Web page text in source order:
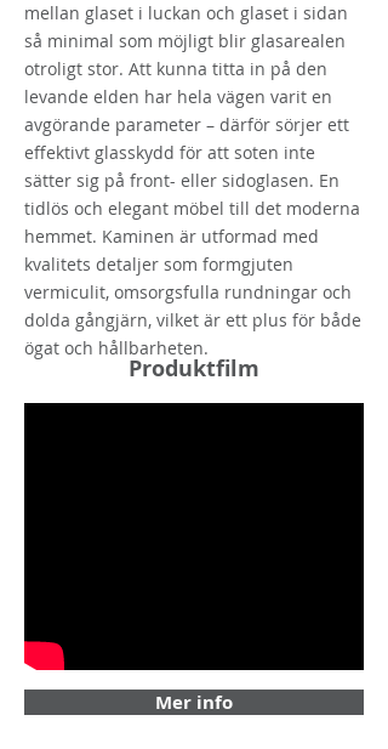
mellan glaset i luckan och glaset i sidan
så minimal som möjligt blir glasarealen
otroligt stor. Att kunna titta in på den
levande elden har hela vägen varit en
avgörande parameter – därför sörjer ett
effektivt glasskydd för att soten inte
sätter sig på front- eller sidoglasen. En
tidlös och elegant möbel till det moderna
hemmet. Kaminen är utformad med
kvalitets detaljer som formgjuten
vermiculit, omsorgsfulla rundningar och
dolda gångjärn, vilket är ett plus för både
ögat och hållbarheten.
Produktfilm
Mer info